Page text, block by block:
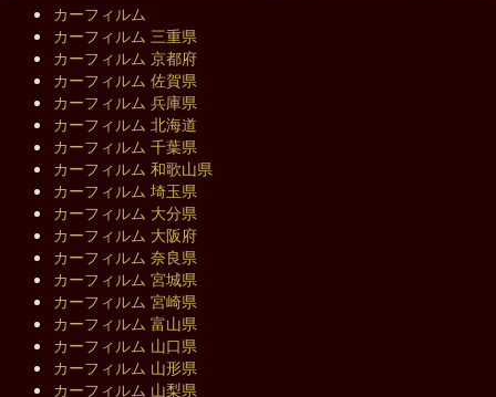
カーフィルム
カーフィルム 三重県
カーフィルム 京都府
カーフィルム 佐賀県
カーフィルム 兵庫県
カーフィルム 北海道
カーフィルム 千葉県
カーフィルム 和歌山県
カーフィルム 埼玉県
カーフィルム 大分県
カーフィルム 大阪府
カーフィルム 奈良県
カーフィルム 宮城県
カーフィルム 宮崎県
カーフィルム 富山県
カーフィルム 山口県
カーフィルム 山形県
カーフィルム 山梨県